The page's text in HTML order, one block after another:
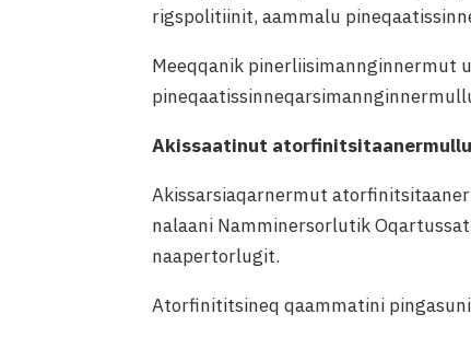
rigspolitiinit, aammalu
Meeqqanik pinerliisimannginnermut
Akissaatinut
Akissarsiaqarnermut
nalaani Namminersorlutik
naapertorlugit.
Atorfinititsineq qaammatini